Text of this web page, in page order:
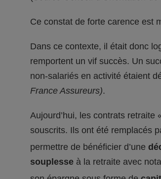
Ce constat de forte carence est
Dans ce contexte, il était donc
remportent un vif succès. Un
non-salariés en activité étaient
France Assureurs).
Aujourd’hui, les contrats
souscrits. Ils ont été remplacés
permettre de bénéficier d’une
souplesse à la retraite avec